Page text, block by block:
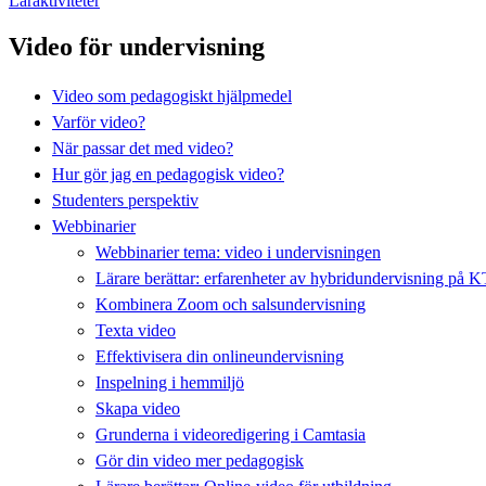
Video för undervisning
Video som pedagogiskt hjälpmedel
Varför video?
När passar det med video?
Hur gör jag en pedagogisk video?
Studenters perspektiv
Webbinarier
Webbinarier tema: video i undervisningen
Lärare berättar: erfarenheter av hybridundervisning på
Kombinera Zoom och salsundervisning
Texta video
Effektivisera din onlineundervisning
Inspelning i hemmiljö
Skapa video
Grunderna i videoredigering i Camtasia
Gör din video mer pedagogisk